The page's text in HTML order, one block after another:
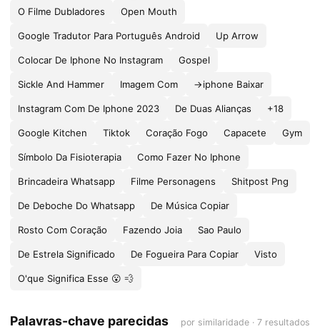
O Filme Dubladores Open Mouth
Google Tradutor Para Português Android Up Arrow
Colocar De Iphone No Instagram Gospel
Sickle And Hammer Imagem Com ->iphone Baixar
Instagram Com De Iphone 2023 De Duas Alianças +18
Google Kitchen Tiktok Coração Fogo Capacete Gym
Símbolo Da Fisioterapia Como Fazer No Iphone
Brincadeira Whatsapp Filme Personagens Shitpost Png
De Deboche Do Whatsapp De Música Copiar
Rosto Com Coração Fazendo Joia Sao Paulo
De Estrela Significado De Fogueira Para Copiar Visto
O'que Significa Esse 😮 💨
Palavras-chave parecidas por similaridade · 7 resultados